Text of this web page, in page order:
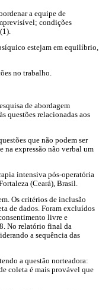
a equipe de
condições
estejam em equilíbrio,
no trabalho.
de abordagem
questões relacionadas aos
que não podem ser
na expressão não verbal um
intensiva pós-operatória
(Ceará), Brasil.
Os critérios de inclusão
de dados. Foram excluídos
livre e
No relatório final da
a sequência das
a questão norteadora:
coleta é mais provável que